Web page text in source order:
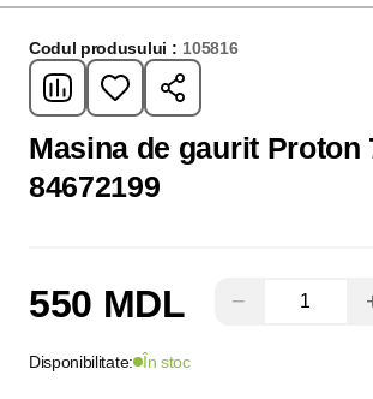
Codul produsului : 105816
Masina de gaurit Proton
84672199
550 MDL −
Disponibilitate: În stoc